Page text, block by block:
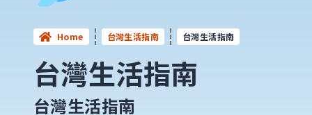
Home 台灣生活指南 台灣生活指南
台灣生活指南
台灣生活指南